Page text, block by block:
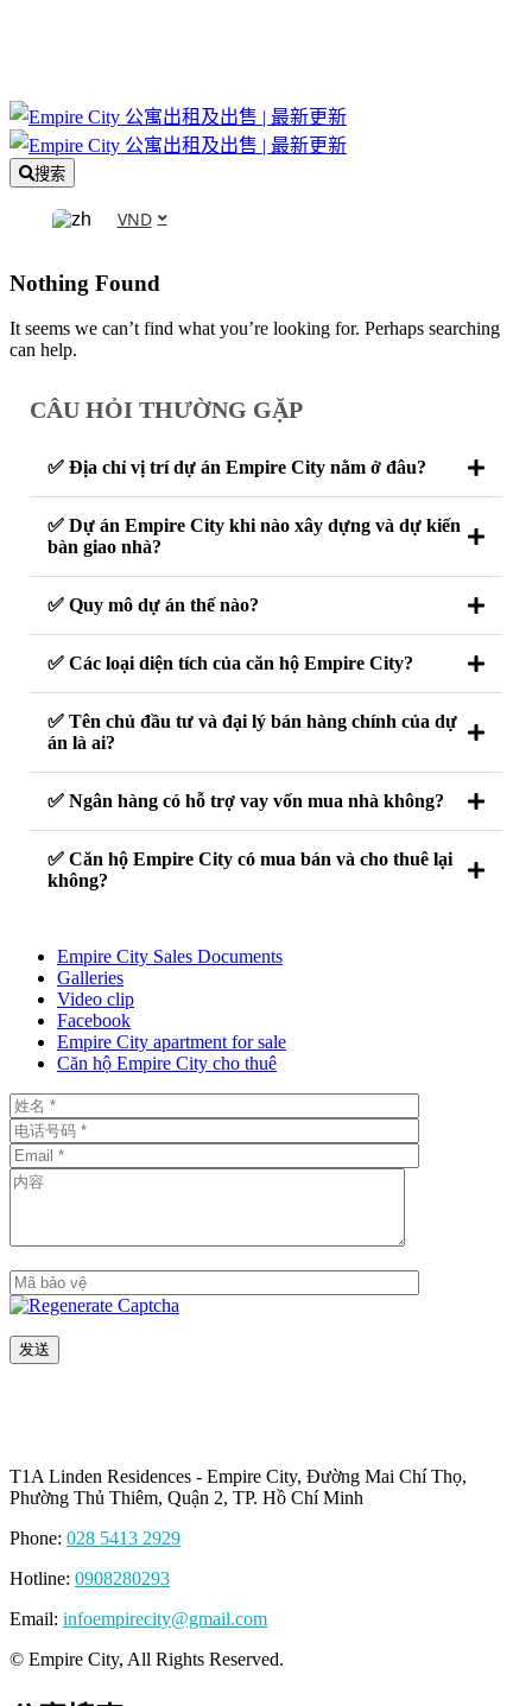
搜索
VND
Nothing Found
It seems we can’t find what you’re looking for. Perhaps searching
can help.
CÂU HỎI THƯỜNG GẶP
✅ Địa chỉ vị trí dự án Empire City nằm ở đâu?
✅ Dự án Empire City khi nào xây dựng và dự kiến
bàn giao nhà?
✅ Quy mô dự án thế nào?
✅ Các loại diện tích của căn hộ Empire City?
✅ Tên chủ đầu tư và đại lý bán hàng chính của dự
án là ai?
✅ Ngân hàng có hỗ trợ vay vốn mua nhà không?
✅ Căn hộ Empire City có mua bán và cho thuê lại
không?
Empire City Sales Documents
Galleries
Video clip
Facebook
Empire City apartment for sale
Căn hộ Empire City cho thuê
T1A Linden Residences - Empire City, Đường Mai Chí Thọ,
Phường Thủ Thiêm, Quận 2, TP. Hồ Chí Minh
Phone: 028 5413 2929
Hotline: 0908280293
Email: infoempirecity@gmail.com
© Empire City, All Rights Reserved.